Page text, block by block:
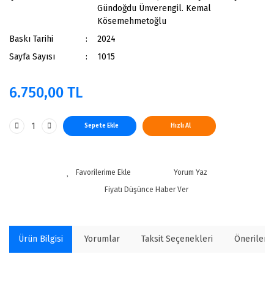
Gündoğdu Ünverengil. Kemal
Kösemehmetoğlu
Baskı Tarihi
2024
Sayfa Sayısı
1015
6.750,00 TL
Sepete Ekle Hızlı Al
Yorum Yaz
Fiyatı Düşünce Haber Ver
Ürün Bilgisi Yorumlar Taksit Seçenekleri